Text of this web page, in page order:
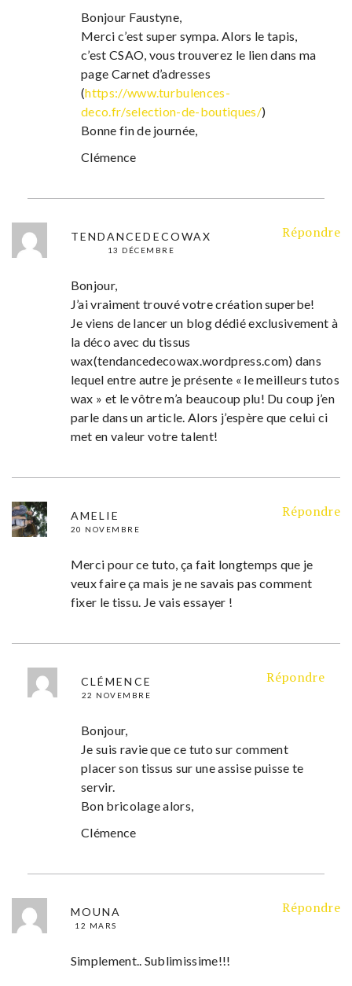
Bonjour Faustyne,
Merci c’est super sympa. Alors le tapis,
c’est CSAO, vous trouverez le lien dans ma
page Carnet d’adresses
(https://www.turbulences-
deco.fr/selection-de-boutiques/)
Bonne fin de journée,
Clémence
TENDANCEDECOWAX
13 DÉCEMBRE
Répondre
Bonjour,
J’ai vraiment trouvé votre création superbe!
Je viens de lancer un blog dédié exclusivement à
la déco avec du tissus
wax(tendancedecowax.wordpress.com) dans
lequel entre autre je présente « le meilleurs tutos
wax » et le vôtre m’a beaucoup plu! Du coup j’en
parle dans un article. Alors j’espère que celui ci
met en valeur votre talent!
AMELIE
20 NOVEMBRE
Répondre
Merci pour ce tuto, ça fait longtemps que je
veux faire ça mais je ne savais pas comment
fixer le tissu. Je vais essayer !
CLÉMENCE
22 NOVEMBRE
Répondre
Bonjour,
Je suis ravie que ce tuto sur comment
placer son tissus sur une assise puisse te
servir.
Bon bricolage alors,
Clémence
MOUNA
12 MARS
Répondre
Simplement.. Sublimissime!!!